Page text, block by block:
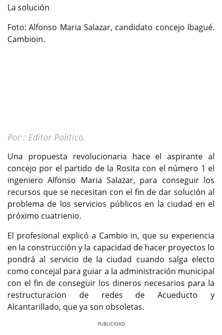
La solución
Foto: Alfonso Maria Salazar, candidato concejo Ibagué.
Cambioin.
Por : Editor Político.
Una propuesta revolucionaria hace el aspirante al
concejo por el partido de la Rosita con el número 1 el
ingeniero Alfonso Maria Salazar, para conseguir los
recursos que se necesitan con el fin de dar solución al
problema de los servicios públicos en la ciudad en el
próximo cuatrienio.
El profesional explicó a Cambio in, que su experiencia
en la construcción y la capacidad de hacer proyectos lo
pondrá al servicio de la ciudad cuando salga electo
como concejal para guiar a la administración municipal
con el fin de conseguir los dineros necesarios para la
restructuracion de redes de Acueducto y
Alcantarillado, que ya son obsoletas.